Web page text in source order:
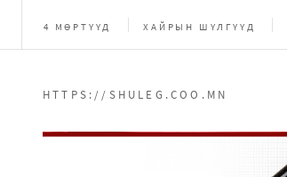
4 МӨРТҮҮД ХАЙРЫН ШҮЛГҮҮД
HTTPS://SHULEG.COO.MN